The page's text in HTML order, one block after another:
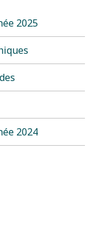
2025
2024